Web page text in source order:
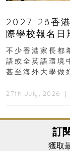
2027-28香港
際學校報名日
不少香港家長都
語或全英語環境
甚至海外大學做
27th July, 2026 ｜
訂
獲取